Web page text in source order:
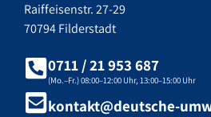
Raiffeisenstr. 27-29
70794 Filderstadt
0711 / 21 953 687
(Mo.–Fr.) 08:00–12:00 Uhr, 13:00–15:00 Uhr
kontakt@deutsche-